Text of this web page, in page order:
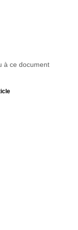
à ce document